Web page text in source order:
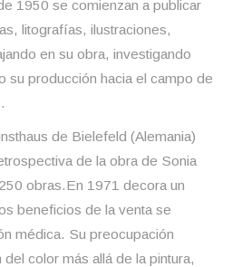
1950 se comienzan a publicar
litografías, ilustraciones,
en su obra, investigando
su producción hacia el campo de
de Bielefeld (Alemania)
de la obra de Sonia
obras.En 1971 decora un
beneficios de la venta se
médica. Su preocupación
color más allá de la pintura,